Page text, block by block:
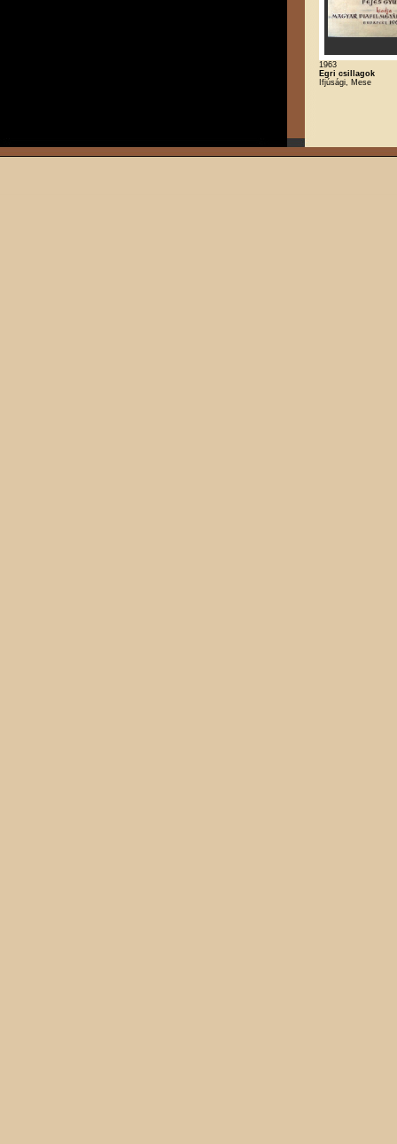
1963
Egri csillagok
Ifjúsági, Mese